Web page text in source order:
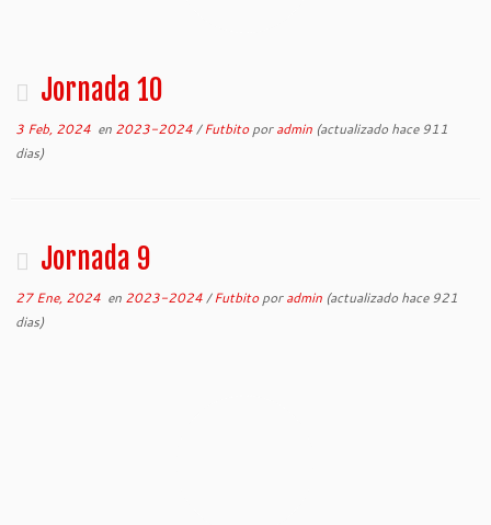
Jornada 10
3 Feb, 2024 en 2023-2024/Futbitoporadmin (actualizado hace 911
dias)
Jornada 9
27 Ene, 2024 en 2023-2024/Futbitoporadmin (actualizado hace 921
dias)